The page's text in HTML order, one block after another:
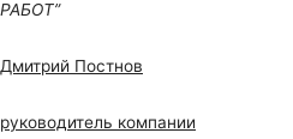
РАБОТ”
Дмитрий Постнов
руководитель компании